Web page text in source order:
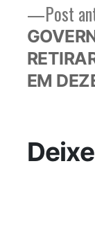
Post
EM